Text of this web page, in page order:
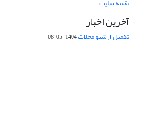
نقشه سایت
آخرین اخبار
تکمیل آرشیو مجلات1404-05-08